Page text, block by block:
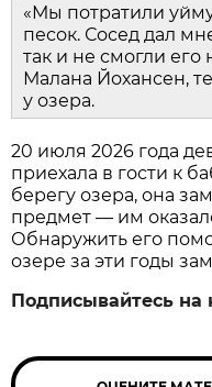
«Мы потратили
песок. Сосед дал
так и не смогли его
Малана Йохансен,
у озера.
20 июля 2026 года
приехала в гости к
берегу озера, она
предмет — им
Обнаружить его
озере за эти годы
Подписывайтесь